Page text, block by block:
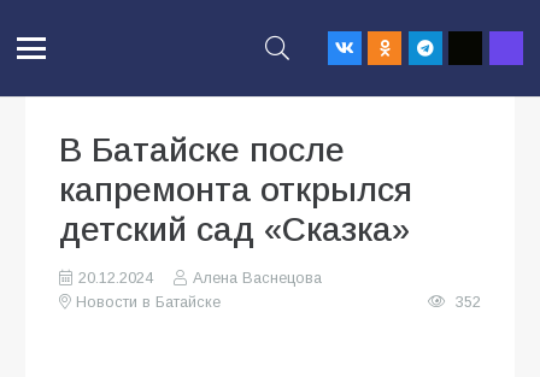
В Батайске после
капремонта открылся
детский сад «Сказка»
20.12.2024
Алена Васнецова
Новости в Батайске
352